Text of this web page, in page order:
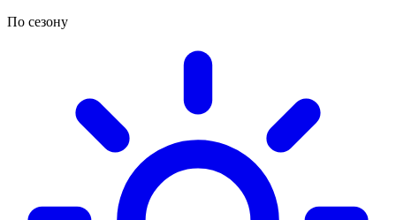
По сезону